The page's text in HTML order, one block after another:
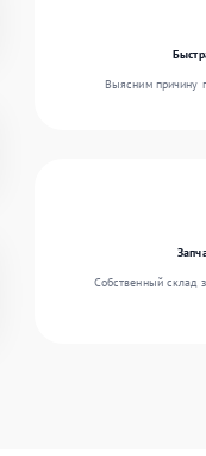
Выясним причину
Собственный склад